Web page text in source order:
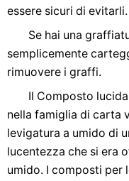
essere sicuri di evitarli.
Se hai una
semplicemente
rimuovere i graffi.
Il Composto
nella famiglia di carta
levigatura a umido di
lucentezza che si era
umido. I composti per